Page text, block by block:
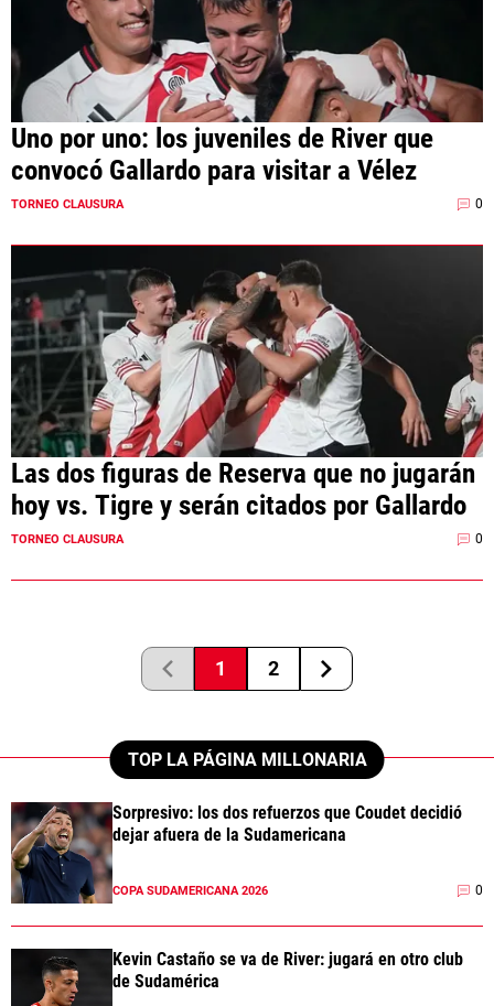
Uno por uno: los juveniles de River que
convocó Gallardo para visitar a Vélez
TORNEO CLAUSURA 0
Las dos figuras de Reserva que no jugarán
hoy vs. Tigre y serán citados por Gallardo
TORNEO CLAUSURA 0
1 2
TOP LA PÁGINA MILLONARIA
Sorpresivo: los dos refuerzos que Coudet decidió
dejar afuera de la Sudamericana
COPA SUDAMERICANA 2026 0
Kevin Castaño se va de River: jugará en otro club
de Sudamérica